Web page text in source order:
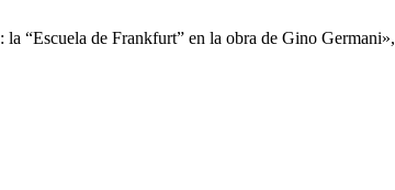
“Escuela de Frankfurt” en la obra de Gino Germani»,